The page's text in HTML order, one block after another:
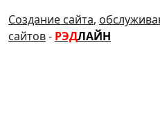
Создание сайта,
сайтов- РЭДЛАЙН